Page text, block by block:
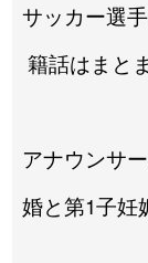
サッカー選
籍話はまと
アナウンサ
婚と第1子妊